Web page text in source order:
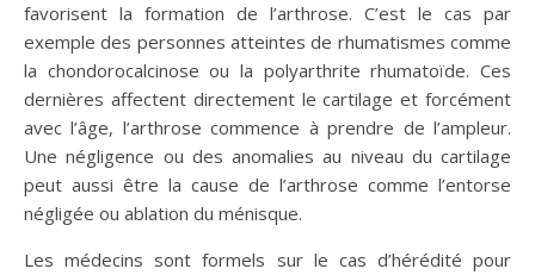
favorisent la formation de l’arthrose. C’est le cas par
exemple des personnes atteintes de rhumatismes comme
la chondorocalcinose ou la polyarthrite rhumatoïde. Ces
dernières affectent directement le cartilage et forcément
avec l’âge, l’arthrose commence à prendre de l’ampleur.
Une négligence ou des anomalies au niveau du cartilage
peut aussi être la cause de l’arthrose comme l’entorse
négligée ou ablation du ménisque.
Les médecins sont formels sur le cas d’hérédité pour